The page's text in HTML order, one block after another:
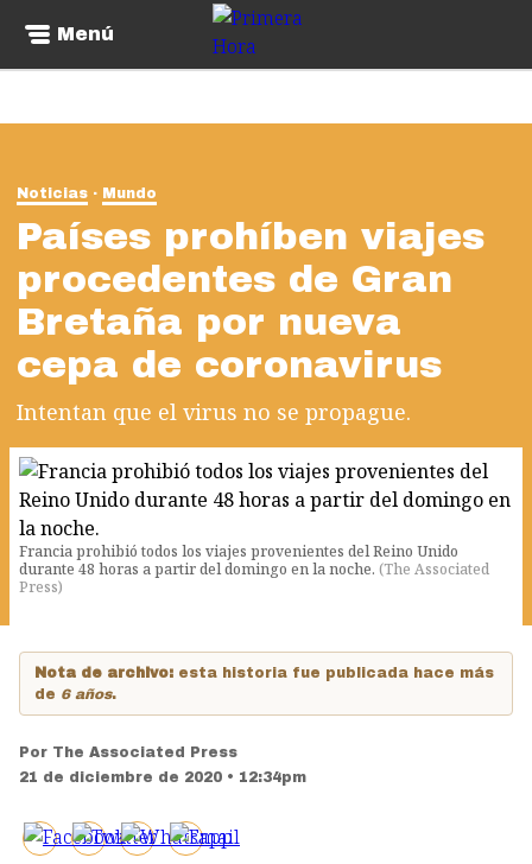
Menú
Noticias Mundo
Países prohíben viajes
procedentes de Gran
Bretaña por nueva
cepa de coronavirus
Intentan que el virus no se propague.
Francia prohibió todos los viajes provenientes del Reino Unido
durante 48 horas a partir del domingo en la noche. (The Associated
Press)
Nota de archivo: esta historia fue publicada hace más
de 6 años.
Por The Associated Press
21 de diciembre de 2020 • 12:34pm